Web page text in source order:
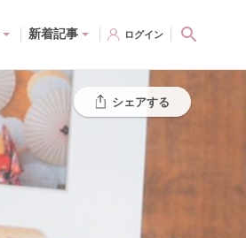
新着記事 ログイン
シェアする